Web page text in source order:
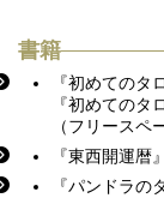
書籍
『初めてのタ
『初めてのタ
（フリースペ
『東西開運暦
『パンドラの